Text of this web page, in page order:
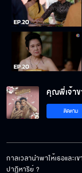
คุณพี่เจ้า
ติดตาม
กาลเวลานำพาให้เธอและ
ปาฏิหาริย์ ?